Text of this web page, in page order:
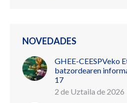
NOVEDADES
GHEE-CEESPVeko
batzordearen
17
2 de Uztaila de 2026